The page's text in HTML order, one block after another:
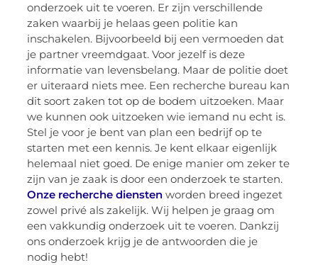
onderzoek uit te voeren. Er zijn verschillende
zaken waarbij je helaas geen politie kan
inschakelen. Bijvoorbeeld bij een vermoeden dat
je partner vreemdgaat. Voor jezelf is deze
informatie van levensbelang. Maar de politie doet
er uiteraard niets mee. Een recherche bureau kan
dit soort zaken tot op de bodem uitzoeken. Maar
we kunnen ook uitzoeken wie iemand nu echt is.
Stel je voor je bent van plan een bedrijf op te
starten met een kennis. Je kent elkaar eigenlijk
helemaal niet goed. De enige manier om zeker te
zijn van je zaak is door een onderzoek te starten.
Onze recherche diensten worden breed ingezet
zowel privé als zakelijk. Wij helpen je graag om
een vakkundig onderzoek uit te voeren. Dankzij
ons onderzoek krijg je de antwoorden die je
nodig hebt!